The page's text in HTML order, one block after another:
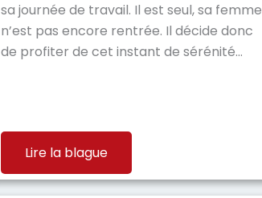
sa journée de travail. Il est seul, sa femme
n’est pas encore rentrée. Il décide donc
de profiter de cet instant de sérénité...
Lire la blague